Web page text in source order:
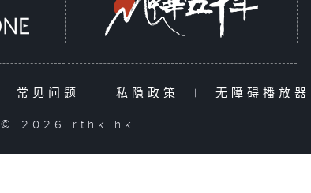
常见问题 | 私隐政策 | 无障碍播放器
© 2026 rthk.hk